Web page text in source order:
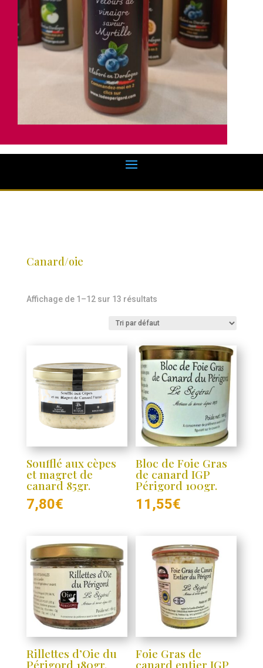
Canard/oie
Affichage de 1–12 sur 13 résultats
Soufflé aux cèpes
et magret de
canard 85gr.
7,80€
Bloc de Foie Gras
de canard IGP
Périgord 100gr.
11,55€
Rillettes d’Oie du
Périgord 180gr.
Foie Gras de
canard entier IGP